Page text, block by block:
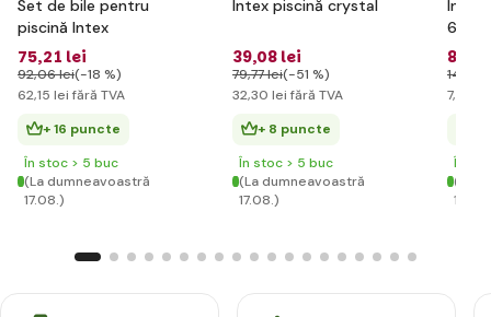
Set de bile pentru
piscină Intex
75,21 lei
92,06 lei(-18 %)
62,15 lei fără TVA
+ 16 puncte
În stoc > 5 buc
(La dumneavoastră
17.08.)
Intex piscină crystal
39,08 lei
79,77 lei(-51 %)
32,30 lei fără TVA
+ 8 puncte
În stoc > 5 buc
(La dumneavoastră
17.08.)
Intex
61cm
8
14
7,42 lei
În
(La